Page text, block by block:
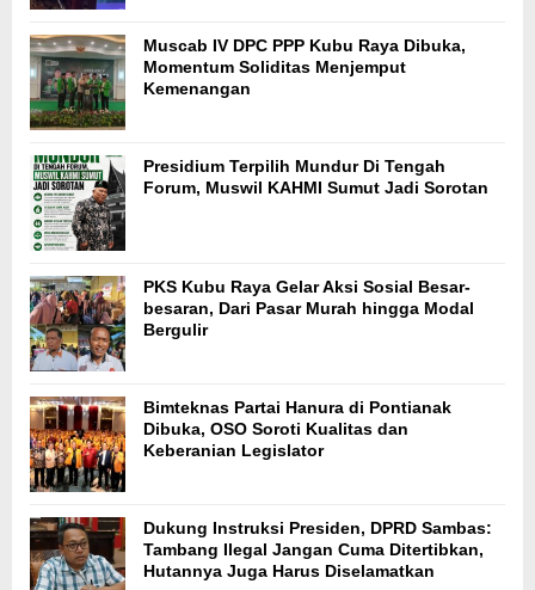
Muscab IV DPC PPP Kubu Raya Dibuka,
Momentum Soliditas Menjemput
Kemenangan
Presidium Terpilih Mundur Di Tengah
Forum, Muswil KAHMI Sumut Jadi Sorotan
PKS Kubu Raya Gelar Aksi Sosial Besar-
besaran, Dari Pasar Murah hingga Modal
Bergulir
Bimteknas Partai Hanura di Pontianak
Dibuka, OSO Soroti Kualitas dan
Keberanian Legislator
Dukung Instruksi Presiden, DPRD Sambas:
Tambang Ilegal Jangan Cuma Ditertibkan,
Hutannya Juga Harus Diselamatkan